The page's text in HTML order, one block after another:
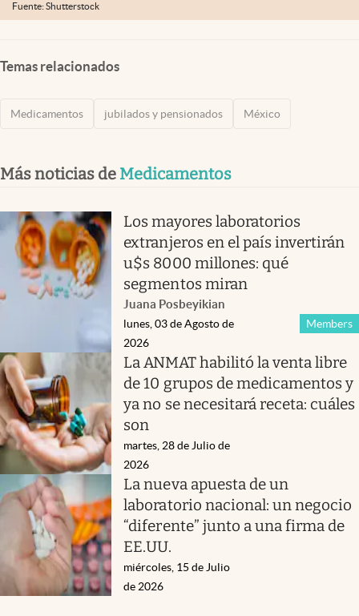
Fuente: Shutterstock
Temas relacionados
Medicamentos jubilados y pensionados México
Más noticias de Medicamentos
Los mayores laboratorios
extranjeros en el país invertirán
u$s 8000 millones: qué
segmentos miran
Juana Posbeyikian
Members
lunes, 03 de Agosto de
2026
La ANMAT habilitó la venta libre
de 10 grupos de medicamentos y
ya no se necesitará receta: cuáles
son
martes, 28 de Julio de
2026
La nueva apuesta de un
laboratorio nacional: un negocio
“diferente” junto a una firma de
EE.UU.
miércoles, 15 de Julio
de 2026